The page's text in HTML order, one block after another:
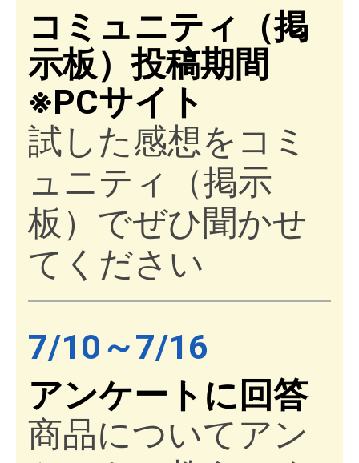
コミュニティ（掲
示板）投稿期間
※PCサイト
試した感想をコミ
ュニティ（掲示
板）でぜひ聞かせ
てください
7/10～7/16
アンケートに回答
商品についてアン